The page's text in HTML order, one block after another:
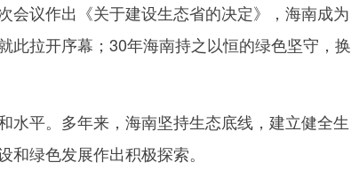
议作出《关于建设生态省的决定》，海南成为
此拉开序幕；30年海南持之以恒的绿色坚守，换
平。多年来，海南坚持生态底线，建立健全生
绿色发展作出积极探索。